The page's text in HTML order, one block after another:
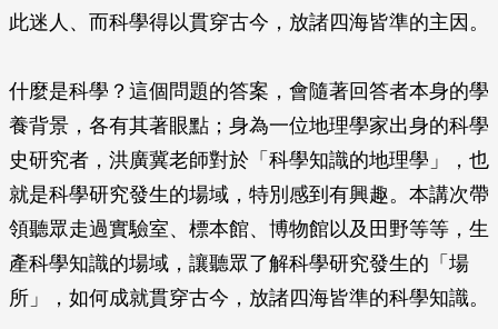
此迷人、而科學得以貫穿古今，放諸四海皆準的主因。
什麼是科學？這個問題的答案，會隨著回答者本身的學
養背景，各有其著眼點；身為一位地理學家出身的科學
史研究者，洪廣冀老師對於「科學知識的地理學」，也
就是科學研究發生的場域，特別感到有興趣。本講次帶
領聽眾走過實驗室、標本館、博物館以及田野等等，生
產科學知識的場域，讓聽眾了解科學研究發生的「場
所」，如何成就貫穿古今，放諸四海皆準的科學知識。